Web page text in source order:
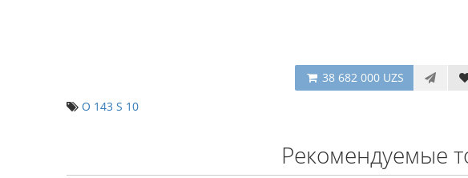
38 682 000 UZS
O 143 S 10
Рекомендуемые